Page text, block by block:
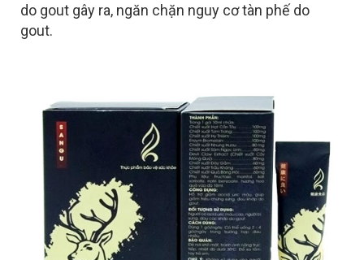
do gout gây ra, ngăn chặn nguy cơ tàn phế do
gout.